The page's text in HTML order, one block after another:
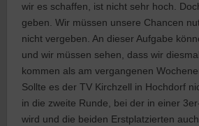
wir es schaffen, ist nicht sehr hoch.
geben. Wir müssen unsere Chancen
nicht vergeben. An dieser Aufgabe
und wir müssen sehen, dass wir
kommen als am vergangenen
Sollte es der TV Kirchzell in Hochdorf
in die zweite Runde, bei der in einer
wird und die beiden Erstplatzierten